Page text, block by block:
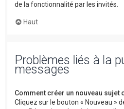
de la fonctionnalité par les invités.
Haut
Problèmes liés à la
messages
Comment créer un nouveau sujet
Cliquez sur le bouton « Nouveau »